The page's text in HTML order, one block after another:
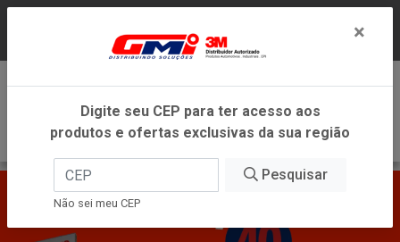
DENTRO DO ESTADO DE MINAS GERAIS.
×
Digite seu CEP para ter acesso aos
produtos e ofertas exclusivas da sua região
Pesquisar
Não sei meu CEP